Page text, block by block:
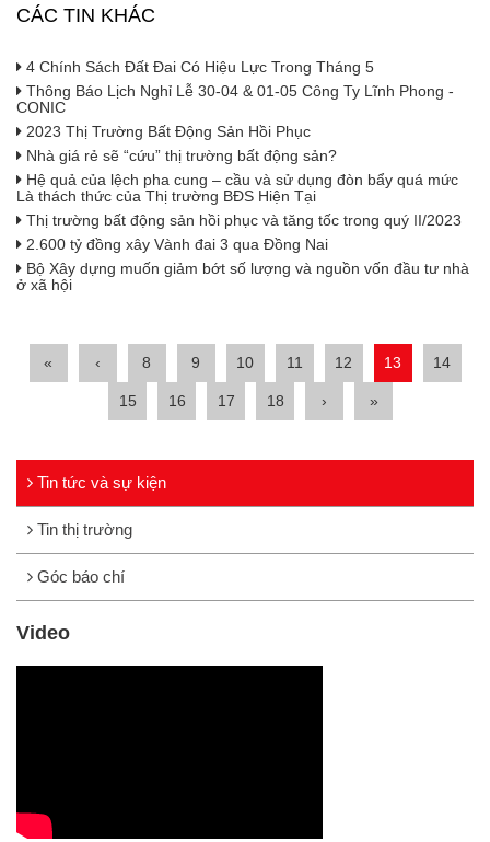
CÁC TIN KHÁC
4 Chính Sách Đất Đai Có Hiệu Lực Trong Tháng 5
Thông Báo Lịch Nghỉ Lễ 30-04 & 01-05 Công Ty Lĩnh Phong -
CONIC
2023 Thị Trường Bất Động Sản Hồi Phục
Nhà giá rẻ sẽ “cứu” thị trường bất động sản?
Hệ quả của lệch pha cung – cầu và sử dụng đòn bẩy quá mức
Là thách thức của Thị trường BĐS Hiện Tại
Thị trường bất động sản hồi phục và tăng tốc trong quý II/2023
2.600 tỷ đồng xây Vành đai 3 qua Đồng Nai
Bộ Xây dựng muốn giảm bớt số lượng và nguồn vốn đầu tư nhà
ở xã hội
« ‹ 8 9 10 11 12 13 14
15 16 17 18 › »
Tin tức và sự kiện
Tin thị trường
Góc báo chí
Video